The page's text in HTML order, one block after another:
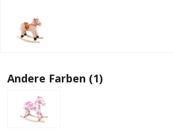
Andere Farben (1)